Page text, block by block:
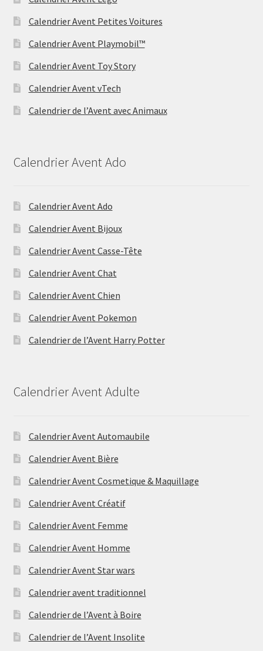
Calendrier Avent Petites Voitures
Calendrier Avent Playmobil™
Calendrier Avent Toy Story
Calendrier Avent vTech
Calendrier de l’Avent avec Animaux
Calendrier Avent Ado
Calendrier Avent Ado
Calendrier Avent Bijoux
Calendrier Avent Casse-Tête
Calendrier Avent Chat
Calendrier Avent Chien
Calendrier Avent Pokemon
Calendrier de l’Avent Harry Potter
Calendrier Avent Adulte
Calendrier Avent Automaubile
Calendrier Avent Bière
Calendrier Avent Cosmetique & Maquillage
Calendrier Avent Créatif
Calendrier Avent Femme
Calendrier Avent Homme
Calendrier Avent Star wars
Calendrier avent traditionnel
Calendrier de l’Avent à Boire
Calendrier de l’Avent Insolite